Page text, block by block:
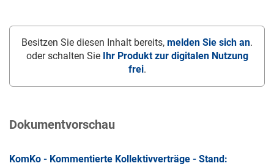
Besitzen Sie diesen Inhalt bereits, melden Sie sich an.
oder schalten Sie
Ihr Produkt zur digitalen Nutzung
frei.
Dokumentvorschau
KomKo - Kommentierte Kollektivverträge - Stand: